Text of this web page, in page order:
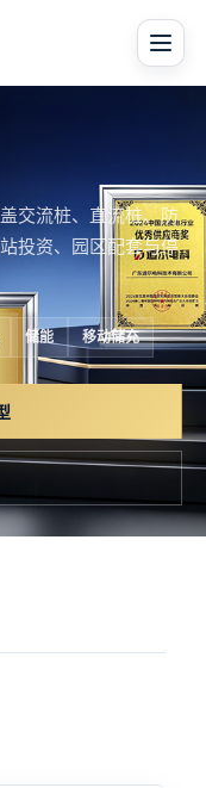
交流桩、直流桩、防
投资、园区配套与停
储能 移动储充